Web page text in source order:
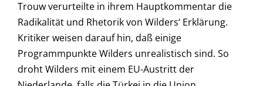
Trouw verurteilte in ihrem Hauptkommentar die
Radikalität und Rhetorik von Wilders‘ Erklärung.
Kritiker weisen darauf hin, daß einige
Programmpunkte Wilders unrealistisch sind. So
droht Wilders mit einem EU-Austritt der